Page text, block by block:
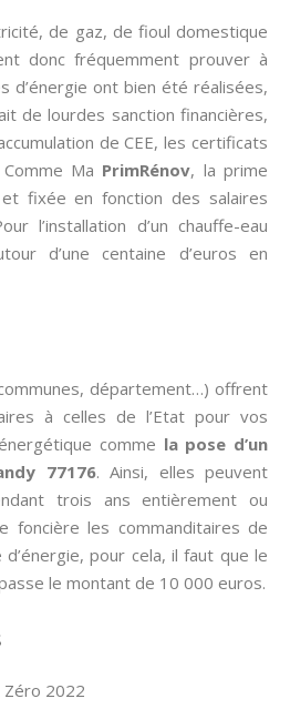
de gaz, de fioul domestique
donc fréquemment prouver à
d’énergie ont bien été réalisées,
de lourdes sanction financières,
de CEE, les certificats
Comme Ma PrimRénov, la prime
fixée en fonction des salaires
l’installation d’un chauffe-eau
d’une centaine d’euros en
département…) offrent
à celles de l’Etat pour vos
comme la pose d’un
77176. Ainsi, elles peuvent
trois ans entièrement ou
foncière les commanditaires de
d’énergie, pour cela, il faut que le
le montant de 10 000 euros.
Zéro 2022